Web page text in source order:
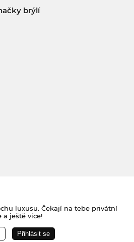
brýlí
luxusu. Čekají na tebe privátní
a ještě více!